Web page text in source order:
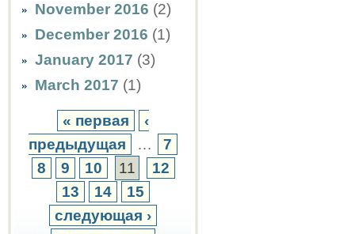
November 2016 (2)
December 2016 (1)
January 2017 (3)
March 2017 (1)
« первая
‹
предыдущая
…
7
8
9 10 11
12
13
14
15
следующая ›